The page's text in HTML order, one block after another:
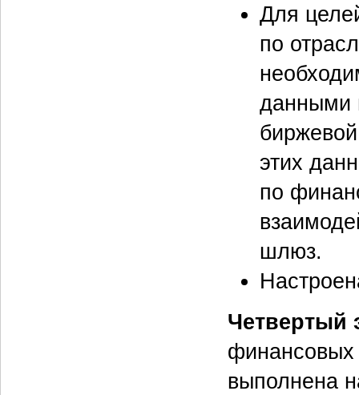
Для
по
данными
этих
по
шлюз.
Четвертый
финансовых
выполнена